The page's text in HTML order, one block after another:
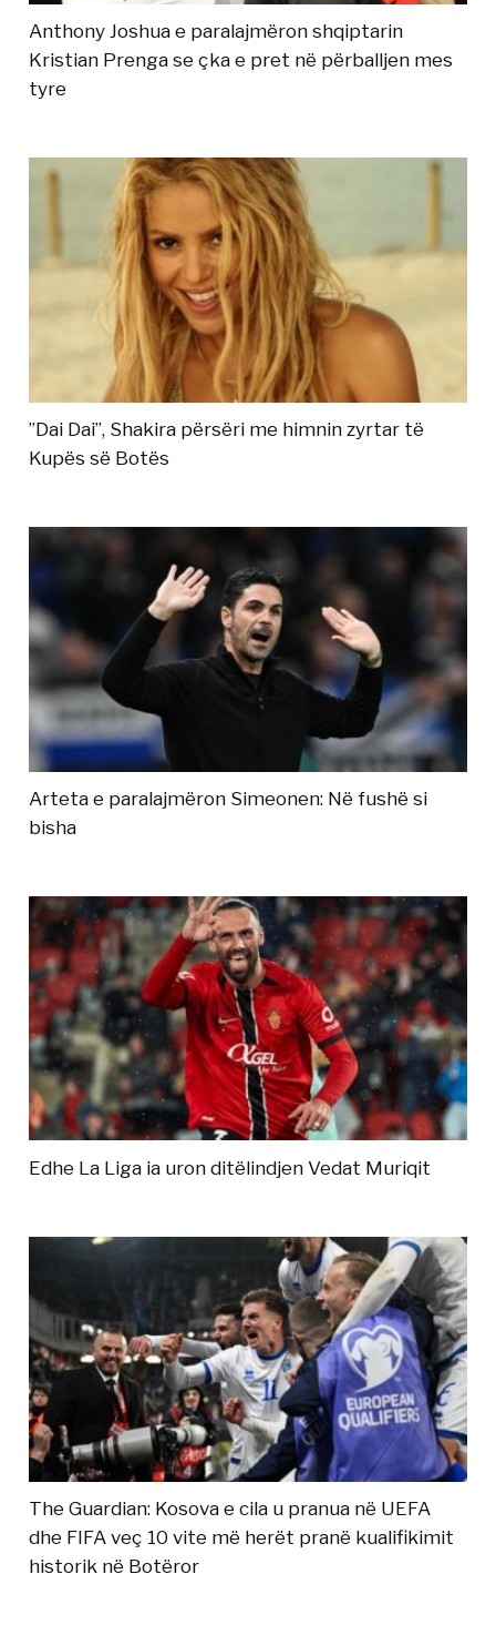
Anthony Joshua e paralajmëron shqiptarin
Kristian Prenga se çka e pret në përballjen mes
tyre
”Dai Dai”, Shakira përsëri me himnin zyrtar të
Kupës së Botës
Arteta e paralajmëron Simeonen: Në fushë si
bisha
Edhe La Liga ia uron ditëlindjen Vedat Muriqit
The Guardian: Kosova e cila u pranua në UEFA
dhe FIFA veç 10 vite më herët pranë kualifikimit
historik në Botëror